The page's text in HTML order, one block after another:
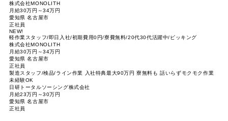
株式会社MONOLITH
月給30万円～34万円
愛知県 名古屋市
正社員
NEW!
軽作業スタッフ/即日入社/初期費用0円/寮費無料/20代30代活躍中/ピッキング
株式会社MONOLITH
月給30万円～34万円
愛知県 名古屋市
正社員
製造スタッフ/検品/ライン作業 入社特典最大90万円 寮無料も 話いらずモクモク作業
未経験OK
日研トータルソーシング株式会社
月給23万円～30万円
愛知県 名古屋市
正社員